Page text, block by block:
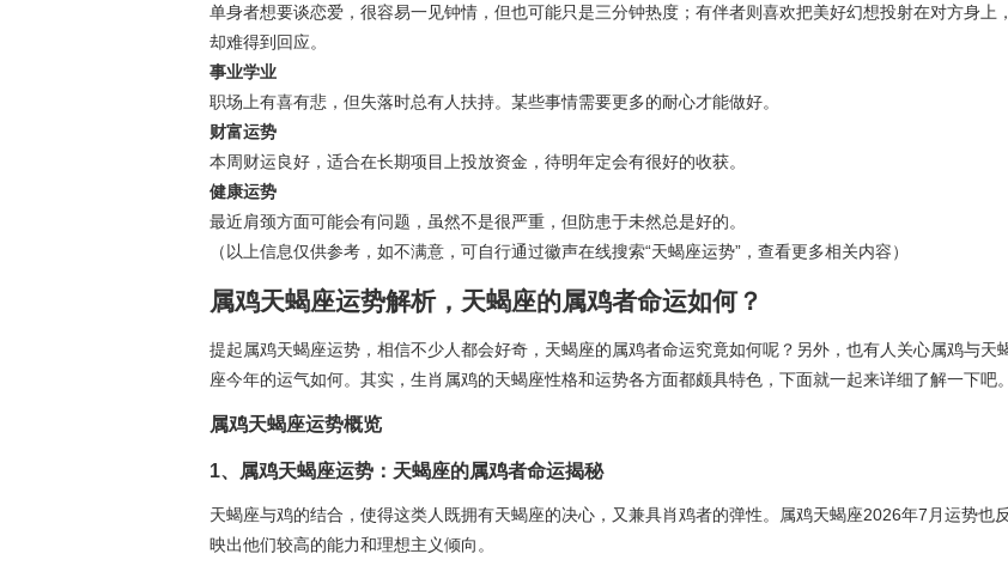
单身者想要谈恋爱，很容易一见钟情，但也可能只是三分钟热度；有伴者则喜欢把美好幻想投射在对方身上，
却难得到回应。
事业学业
职场上有喜有悲，但失落时总有人扶持。某些事情需要更多的耐心才能做好。
财富运势
本周财运良好，适合在长期项目上投放资金，待明年定会有很好的收获。
健康运势
最近肩颈方面可能会有问题，虽然不是很严重，但防患于未然总是好的。
（以上信息仅供参考，如不满意，可自行通过徽声在线搜索“天蝎座运势”，查看更多相关内容）
属鸡天蝎座运势解析，天蝎座的属鸡者命运如何？
提起属鸡天蝎座运势，相信不少人都会好奇，天蝎座的属鸡者命运究竟如何呢？另外，也有人关心属鸡与天
座今年的运气如何。其实，生肖属鸡的天蝎座性格和运势各方面都颇具特色，下面就一起来详细了解一下吧。
属鸡天蝎座运势概览
1、属鸡天蝎座运势：天蝎座的属鸡者命运揭秘
天蝎座与鸡的结合，使得这类人既拥有天蝎座的决心，又兼具肖鸡者的弹性。属鸡天蝎座2026年7月运势也反
映出他们较高的能力和理想主义倾向。